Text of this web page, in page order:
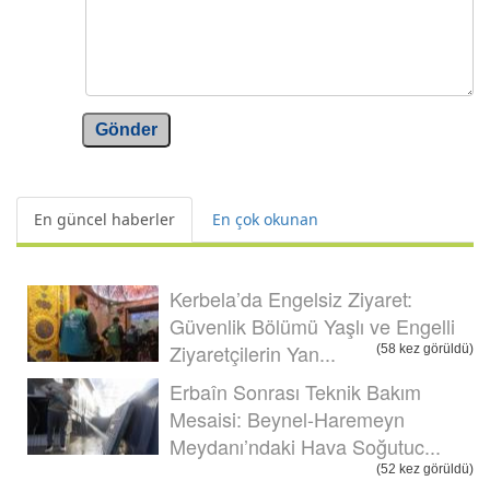
Gönder
En güncel haberler En çok okunan
Kerbela’da Engelsiz Ziyaret:
Güvenlik Bölümü Yaşlı ve Engelli
Ziyaretçilerin Yan...
(58 kez görüldü)
Erbaîn Sonrası Teknik Bakım
Mesaisi: Beynel-Haremeyn
Meydanı’ndaki Hava Soğutuc...
(52 kez görüldü)